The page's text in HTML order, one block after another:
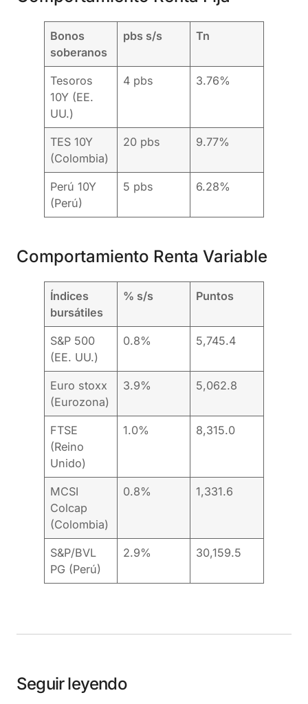
Bonos
soberanos
pbs s/s Tn
Tesoros
10Y (EE.
UU.)
4 pbs 3.76%
TES 10Y
(Colombia)
20 pbs 9.77%
Perú 10Y
(Perú)
5 pbs 6.28%
Comportamiento Renta Variable
Índices
bursátiles
% s/s Puntos
S&P 500
(EE. UU.)
0.8% 5,745.4
Euro stoxx
(Eurozona)
3.9% 5,062.8
FTSE
(Reino
Unido)
1.0% 8,315.0
MCSI
Colcap
(Colombia)
0.8% 1,331.6
S&P/BVL
PG (Perú)
2.9% 30,159.5
Seguir leyendo